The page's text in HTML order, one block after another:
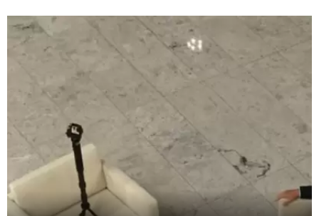
HORÓSCOPO
Seguinos